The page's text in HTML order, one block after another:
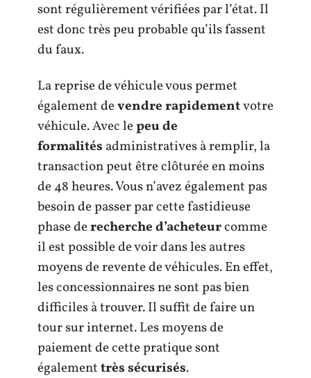
sont régulièrement vérifiées par l’état. Il
est donc très peu probable qu’ils fassent
du faux.
La reprise de véhicule vous permet
également devendre rapidementvotre
véhicule. Avec lepeu de
formalités administratives à remplir, la
transaction peut être clôturée en moins
de 48 heures. Vous n’avez également pas
besoin de passer par cette fastidieuse
phase derecherche d’acheteurcomme
il est possible de voir dans les autres
moyens de revente de véhicules. En effet,
les concessionnaires ne sont pas bien
difficiles à trouver. Il suffit de faire un
tour sur internet. Les moyens de
paiement de cette pratique sont
égalementtrès sécurisés.